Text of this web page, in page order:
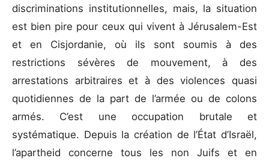
discriminations institutionnelles, mais, la situation
est bien pire pour ceux qui vivent à Jérusalem-Est
et en Cisjordanie, où ils sont soumis à des
restrictions sévères de mouvement, à des
arrestations arbitraires et à des violences quasi
quotidiennes de la part de l’armée ou de colons
armés. C’est une occupation brutale et
systématique. Depuis la création de l’État d’Israël,
l’apartheid concerne tous les non Juifs et en